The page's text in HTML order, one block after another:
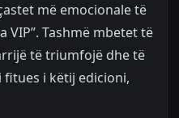
më emocionale të
VIP”. Tashmë mbetet të
të triumfojë dhe të
i këtij edicioni,